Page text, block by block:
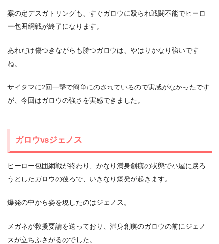
案の定デスガトリングも、すぐガロウに殴られ戦闘不能でヒーロ
ー包囲網戦が終了になります。
あれだけ傷つきながらも勝つガロウは、やはりかなり強いです
ね。
サイタマに2回一撃で簡単にのされているので実感がなかったです
が、今回はガロウの強さを実感できました。
ガロウvsジェノス
ヒーロー包囲網戦が終わり、かなり満身創痍の状態で小屋に戻ろ
うとしたガロウの後ろで、いきなり爆発が起きます。
爆発の中から姿を現したのはジェノス。
メガネが救援要請を送っており、満身創痍のガロウの前にジェノ
スが立ちふさがるのでした。